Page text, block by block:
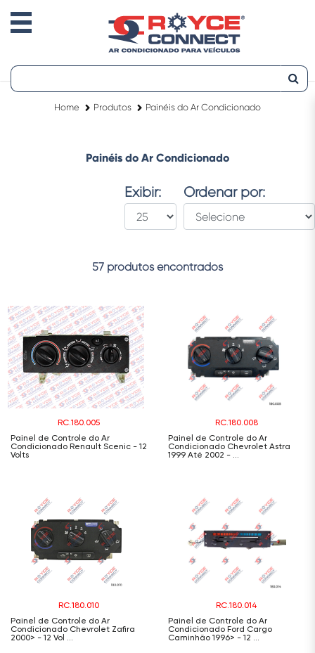
Home Produtos Painéis do Ar Condicionado
Painéis do Ar Condicionado
Exibir: Ordenar por:
57 produtos encontrados
RC.180.005
Painel de Controle do Ar
Condicionado Renault Scenic - 12
Volts
RC.180.008
Painel de Controle do Ar
Condicionado Chevrolet Astra
1999 Até 2002 - ...
RC.180.010
Painel de Controle do Ar
Condicionado Chevrolet Zafira
2000> - 12 Vol ...
RC.180.014
Painel de Controle do Ar
Condicionado Ford Cargo
Caminhão 1996> - 12 ...